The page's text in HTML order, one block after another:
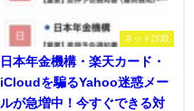
ネット詐欺
日本年金機構・楽天カード・
iCloudを騙るYahoo迷惑メー
ルが急増中！今すぐできる対